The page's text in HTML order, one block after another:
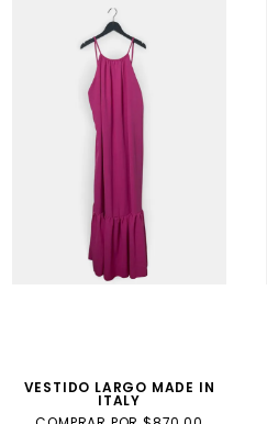
VESTIDO LARGO MADE IN
ITALY